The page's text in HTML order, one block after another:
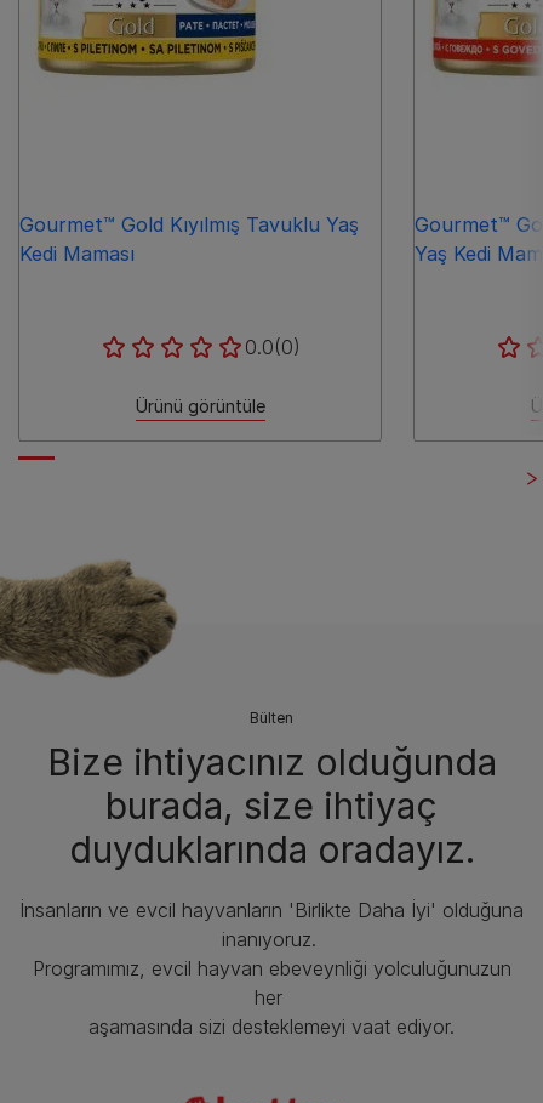
Gourmet™ Gold Kıyılmış Tavuklu Yaş
Kedi Maması
0.0(0)
Ürünü görüntüle
Gourmet™
Yaş Kedi
Bülten
Bize ihtiyacınız olduğunda
burada, size ihtiyaç
duyduklarında oradayız.
İnsanların ve evcil hayvanların 'Birlikte Daha İyi' olduğuna
inanıyoruz.
Programımız, evcil hayvan ebeveynliği yolculuğunuzun
her
aşamasında sizi desteklemeyi vaat ediyor.